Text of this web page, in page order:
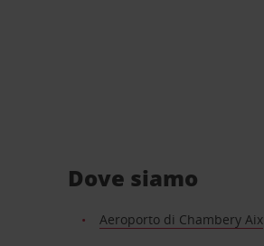
Dove siamo
Aeroporto di Chambery Aix